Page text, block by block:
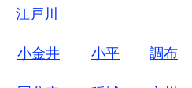
江戸川
小金井 小平 調布